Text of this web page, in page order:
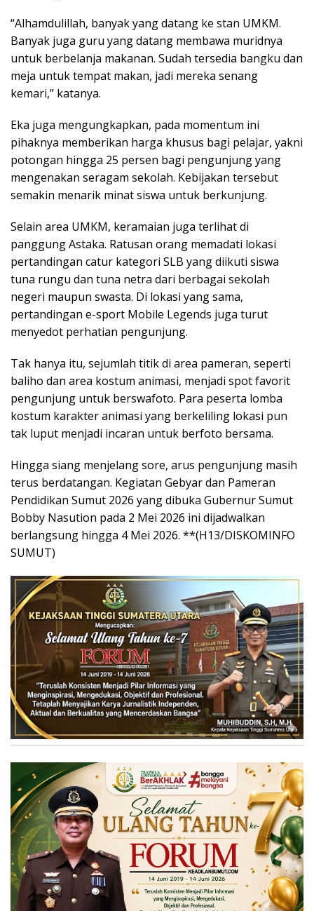
“Alhamdulillah, banyak yang datang ke stan UMKM.
Banyak juga guru yang datang membawa muridnya
untuk berbelanja makanan. Sudah tersedia bangku dan
meja untuk tempat makan, jadi mereka senang
kemari,” katanya.
Eka juga mengungkapkan, pada momentum ini
pihaknya memberikan harga khusus bagi pelajar, yakni
potongan hingga 25 persen bagi pengunjung yang
mengenakan seragam sekolah. Kebijakan tersebut
semakin menarik minat siswa untuk berkunjung.
Selain area UMKM, keramaian juga terlihat di
panggung Astaka. Ratusan orang memadati lokasi
pertandingan catur kategori SLB yang diikuti siswa
tuna rungu dan tuna netra dari berbagai sekolah
negeri maupun swasta. Di lokasi yang sama,
pertandingan e-sport Mobile Legends juga turut
menyedot perhatian pengunjung.
Tak hanya itu, sejumlah titik di area pameran, seperti
baliho dan area kostum animasi, menjadi spot favorit
pengunjung untuk berswafoto. Para peserta lomba
kostum karakter animasi yang berkeliling lokasi pun
tak luput menjadi incaran untuk berfoto bersama.
Hingga siang menjelang sore, arus pengunjung masih
terus berdatangan. Kegiatan Gebyar dan Pameran
Pendidikan Sumut 2026 yang dibuka Gubernur Sumut
Bobby Nasution pada 2 Mei 2026 ini dijadwalkan
berlangsung hingga 4 Mei 2026. **(H13/DISKOMINFO
SUMUT)